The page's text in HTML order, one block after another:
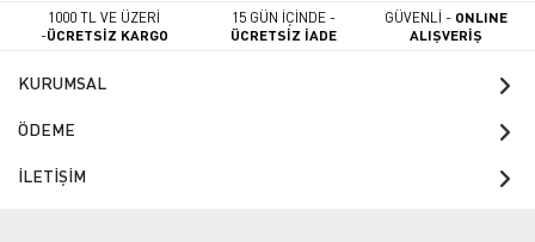
1000 TL VE ÜZERİ
-ÜCRETSİZ KARGO
15 GÜN İÇİNDE -
ÜCRETSİZ İADE
GÜVENLİ - ONLINE
ALIŞVERİŞ
KURUMSAL
ÖDEME
İLETİŞİM